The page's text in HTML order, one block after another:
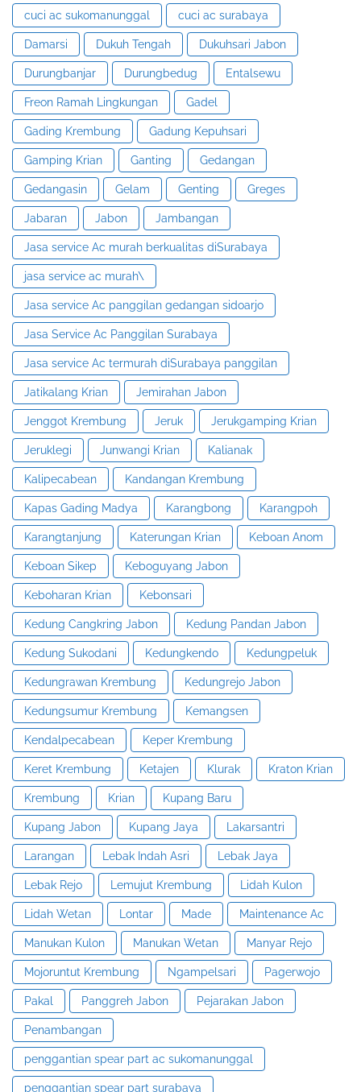
cuci ac sukomanunggal cuci ac surabaya
Damarsi Dukuh Tengah Dukuhsari Jabon
Durungbanjar Durungbedug Entalsewu
Freon Ramah Lingkungan Gadel
Gading Krembung Gadung Kepuhsari
Gamping Krian Ganting Gedangan
Gedangasin Gelam Genting Greges
Jabaran Jabon Jambangan
Jasa service Ac murah berkualitas diSurabaya
jasa service ac murah\
Jasa service Ac panggilan gedangan sidoarjo
Jasa Service Ac Panggilan Surabaya
Jasa service Ac termurah diSurabaya panggilan
Jatikalang Krian Jemirahan Jabon
Jenggot Krembung Jeruk Jerukgamping Krian
Jeruklegi Junwangi Krian Kalianak
Kalipecabean Kandangan Krembung
Kapas Gading Madya Karangbong Karangpoh
Karangtanjung Katerungan Krian Keboan Anom
Keboan Sikep Keboguyang Jabon
Keboharan Krian Kebonsari
Kedung Cangkring Jabon Kedung Pandan Jabon
Kedung Sukodani Kedungkendo Kedungpeluk
Kedungrawan Krembung Kedungrejo Jabon
Kedungsumur Krembung Kemangsen
Kendalpecabean Keper Krembung
Keret Krembung Ketajen Klurak Kraton Krian
Krembung Krian Kupang Baru
Kupang Jabon Kupang Jaya Lakarsantri
Larangan Lebak Indah Asri Lebak Jaya
Lebak Rejo Lemujut Krembung Lidah Kulon
Lidah Wetan Lontar Made Maintenance Ac
Manukan Kulon Manukan Wetan Manyar Rejo
Mojoruntut Krembung Ngampelsari Pagerwojo
Pakal Panggreh Jabon Pejarakan Jabon
Penambangan
penggantian spear part ac sukomanunggal
penggantian spear part surabaya